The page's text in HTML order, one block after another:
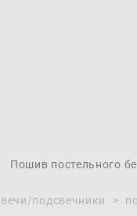
Пошив постельного
подсвечники >